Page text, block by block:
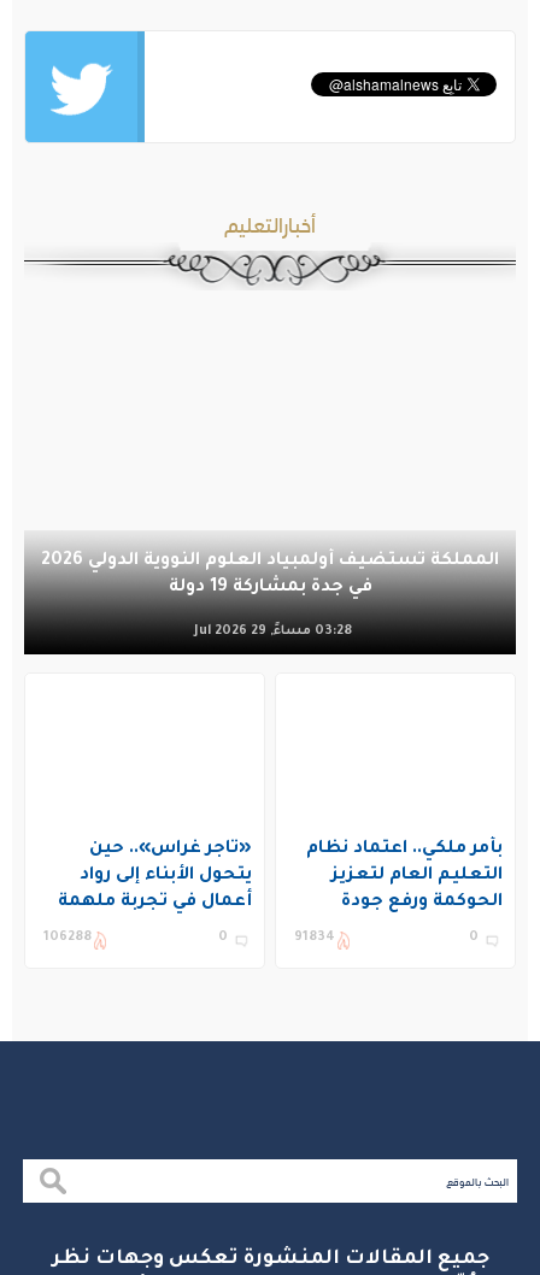
أخبارالتعليم
المملكة تستضيف أولمبياد العلوم النووية الدولي 2026
في جدة بمشاركة 19 دولة
03:28 مساءً, 29 Jul 2026
بأمر ملكي.. اعتماد نظام
التعليم العام لتعزيز
الحوكمة ورفع جودة
التعليم في المملكة
0
91834
«تاجر غراس».. حين
يتحول الأبناء إلى رواد
أعمال في تجربة ملهمة
بنادي غراس الصيفي
0
106288
جميع المقالات المنشورة تعكس وجهات نظر